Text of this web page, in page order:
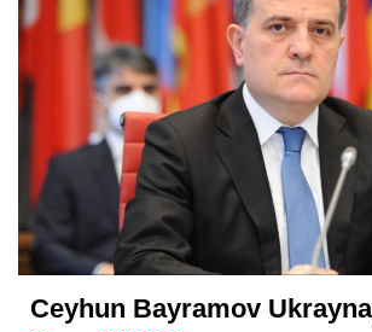
Ceyhun Bayramov